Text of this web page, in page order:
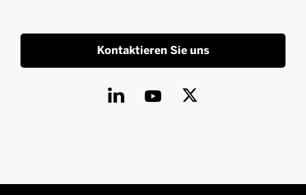
Kontaktieren Sie uns